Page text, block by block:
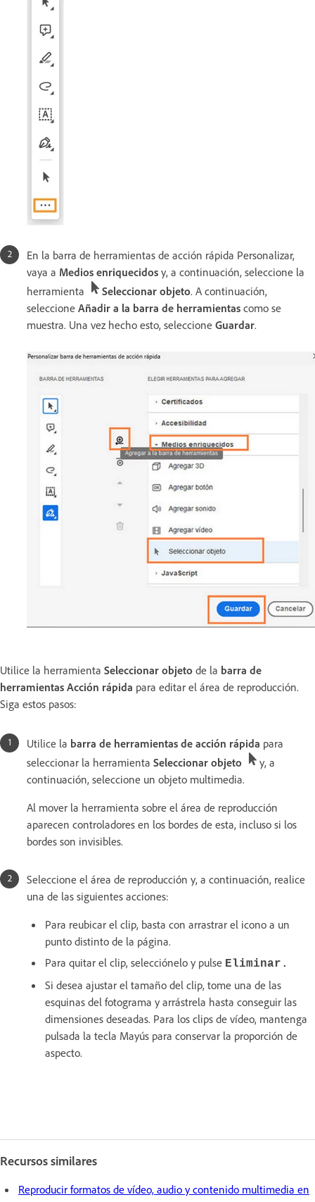
En la barra de herramientas de acción rápida Personalizar,
vaya a Medios enriquecidos y, a continuación, seleccione la
herramienta
Seleccionar objeto. A continuación,
seleccione Añadir a la barra de herramientas como se
muestra. Una vez hecho esto, seleccione Guardar.
Utilice la herramienta Seleccionar objeto de la barra de
herramientas Acción rápida para editar el área de reproducción.
Siga estos pasos:
Utilice la barra de herramientas de acción rápida para
seleccionar la herramienta Seleccionar objeto
y, a
continuación, seleccione un objeto multimedia.
Al mover la herramienta sobre el área de reproducción
aparecen controladores en los bordes de esta, incluso si los
bordes son invisibles.
Seleccione el área de reproducción y, a continuación, realice
una de las siguientes acciones:
Para reubicar el clip, basta con arrastrar el icono a un
punto distinto de la página.
Para quitar el clip, selecciónelo y pulse Eliminar.
Si desea ajustar el tamaño del clip, tome una de las
esquinas del fotograma y arrástrela hasta conseguir las
dimensiones deseadas. Para los clips de vídeo, mantenga
pulsada la tecla Mayús para conservar la proporción de
aspecto.
Recursos similares
Reproducir formatos de vídeo, audio y contenido multimedia en